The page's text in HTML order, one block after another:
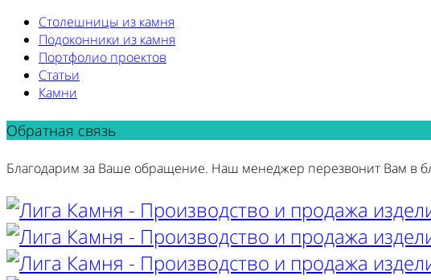
Столешницы из камня
Подоконники из камня
Портфолио проектов
Статьи
Камни
Обратная связь
Благодарим за Ваше обращение. Наш менеджер перезвонит Вам в